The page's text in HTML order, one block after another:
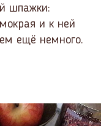
шпажки:
и к ней
ещё немного.